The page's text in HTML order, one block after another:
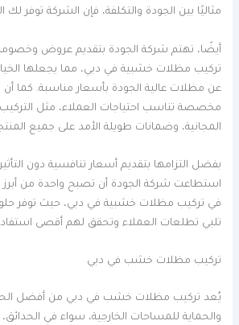
مثاليًا بين الجودة والتكلفة، فإن الشركة توفر لك
أيضًا، تهتم شركة الجودة بتقديم عروض
تركيب مظلات خشبية في دبي، مما يجعلها
عن مظلات عالية الجودة بأسعار مناسبة. كما
مخصصة تناسب احتياجات العملاء، مثل
المجانية، وضمانات طويلة الأمد على جميع
بفضل التزامها بتقديم أسعار تنافسية دون
استطاعت شركة الجودة أن تصبح واحدة من
في تركيب مظلات خشبية في دبي، حيث توفر
تلبي تطلعات العملاء وتحقق لهم أقصى
تركيب مظلات خشب في دبي
يُعد تركيب مظلات خشب في دبي من أفضل
والحماية للمساحات الخارجية، سواء في